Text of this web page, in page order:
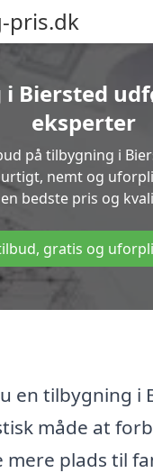
pris.dk
Biersted
eksperter
på tilbygning i
nemt og
bedste pris og
gratis og
en tilbygning i
måde at
mere plads til